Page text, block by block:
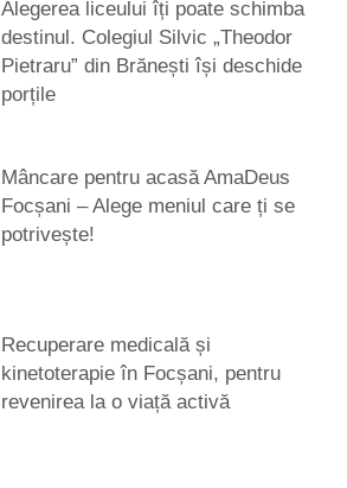
Alegerea liceului îți poate schimba
destinul. Colegiul Silvic „Theodor
Pietraru” din Brănești își deschide
porțile
Mâncare pentru acasă AmaDeus
Focșani – Alege meniul care ți se
potrivește!
Recuperare medicală și
kinetoterapie în Focșani, pentru
revenirea la o viață activă